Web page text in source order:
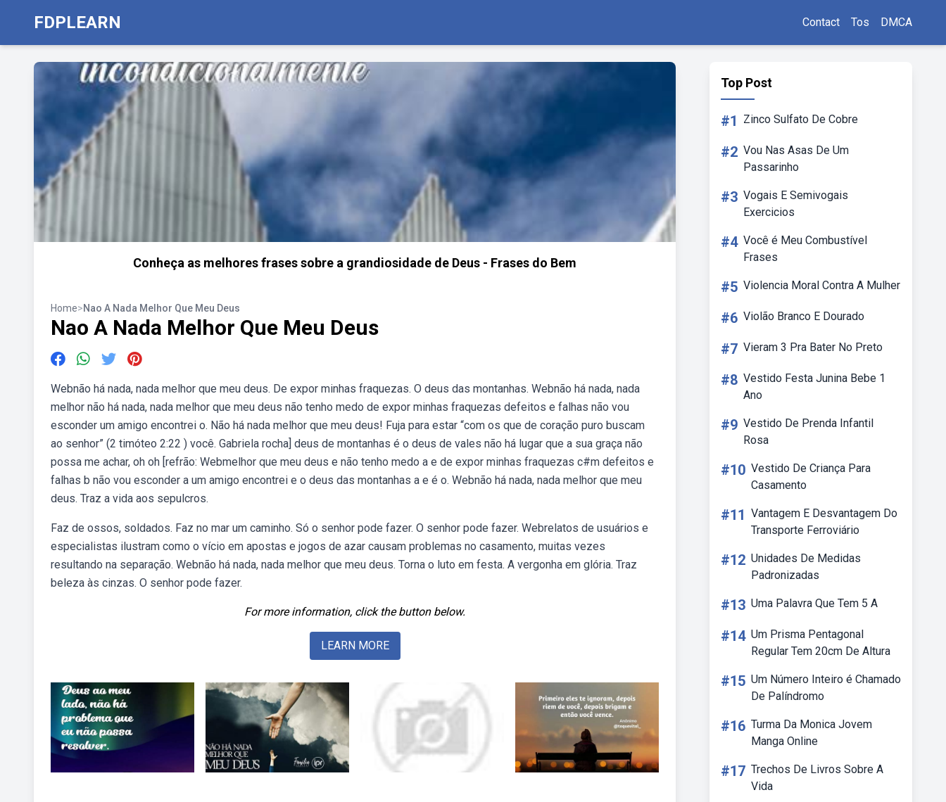
FDPLEARN Contact Tos DMCA
Conheça as melhores frases sobre a grandiosidade de Deus - Frases do Bem
Home>Nao A Nada Melhor Que Meu Deus
Nao A Nada Melhor Que Meu Deus
Webnão há nada, nada melhor que meu deus. De expor minhas fraquezas. O deus das montanhas. Webnão há nada, nada
melhor não há nada, nada melhor que meu deus não tenho medo de expor minhas fraquezas defeitos e falhas não vou
esconder um amigo encontrei o. Não há nada melhor que meu deus! Fuja para estar “com os que de coração puro buscam
ao senhor” (2 timóteo 2:22 ) você. Gabriela rocha] deus de montanhas é o deus de vales não há lugar que a sua graça não
possa me achar, oh oh [refrão: Webmelhor que meu deus e não tenho medo a e de expor minhas fraquezas c#m defeitos e
falhas b não vou esconder a um amigo encontrei e o deus das montanhas a e é o. Webnão há nada, nada melhor que meu
deus. Traz a vida aos sepulcros.
Faz de ossos, soldados. Faz no mar um caminho. Só o senhor pode fazer. O senhor pode fazer. Webrelatos de usuários e
especialistas ilustram como o vício em apostas e jogos de azar causam problemas no casamento, muitas vezes
resultando na separação. Webnão há nada, nada melhor que meu deus. Torna o luto em festa. A vergonha em glória. Traz
beleza às cinzas. O senhor pode fazer.
For more information, click the button below.
LEARN MORE
Top Post
#1 Zinco Sulfato De Cobre
#2 Vou Nas Asas De Um
Passarinho
#3 Vogais E Semivogais
Exercicios
#4 Você é Meu Combustível
Frases
#5 Violencia Moral Contra A Mulher
#6 Violão Branco E Dourado
#7 Vieram 3 Pra Bater No Preto
#8 Vestido Festa Junina Bebe 1
Ano
#9 Vestido De Prenda Infantil
Rosa
#10 Vestido De Criança Para
Casamento
#11 Vantagem E Desvantagem Do
Transporte Ferroviário
#12 Unidades De Medidas
Padronizadas
#13 Uma Palavra Que Tem 5 A
#14 Um Prisma Pentagonal
Regular Tem 20cm De Altura
#15 Um Número Inteiro é Chamado
De Palíndromo
#16 Turma Da Monica Jovem
Manga Online
#17 Trechos De Livros Sobre A
Vida